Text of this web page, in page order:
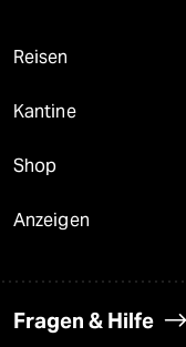
Reisen
Kantine
Shop
Anzeigen
Fragen & Hilfe